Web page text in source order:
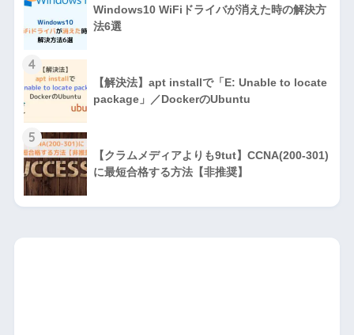
Windows10 WiFiドライバが消えた時の解決方
法6選
4
【解決法】apt installで「E: Unable to locate
package」／DockerのUbuntu
5
【クラムメディアよりも9tut】CCNA(200-301)
に最短合格する方法【非推奨】